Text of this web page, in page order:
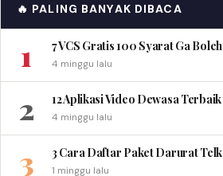
🔥 PALING BANYAK DIBACA
1 7 VCS Gratis 100 Syarat Ga
4 minggu lalu
2 12 Aplikasi Video Dewasa
4 minggu lalu
3 3 Cara Daftar Paket Darurat
1 minggu lalu